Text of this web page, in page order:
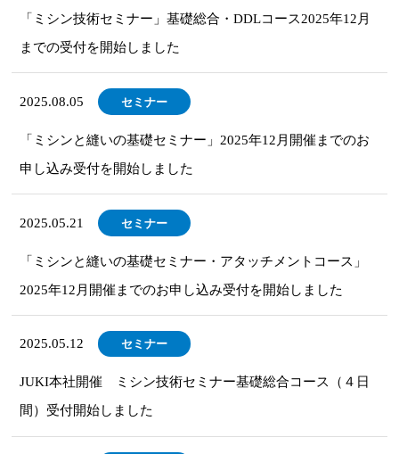
「ミシン技術セミナー」基礎総合・DDLコース2025年12月
までの受付を開始しました
2025.08.05 セミナー
「ミシンと縫いの基礎セミナー」2025年12月開催までのお
申し込み受付を開始しました
2025.05.21 セミナー
「ミシンと縫いの基礎セミナー・アタッチメントコース」
2025年12月開催までのお申し込み受付を開始しました
2025.05.12 セミナー
JUKI本社開催 ミシン技術セミナー基礎総合コース（４日
間）受付開始しました